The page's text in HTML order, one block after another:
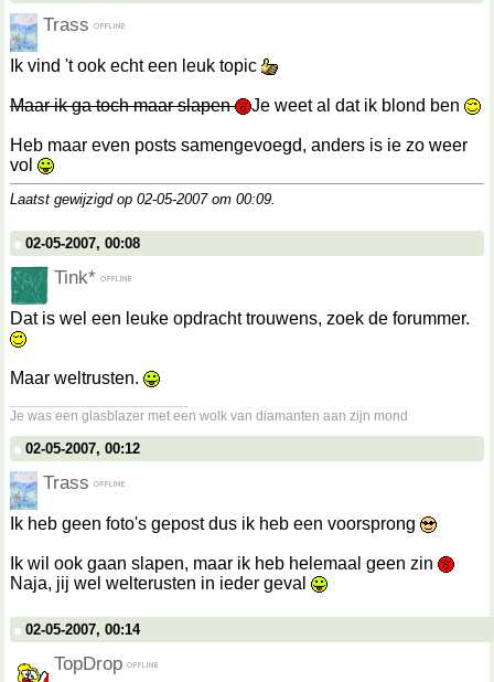
Trass
Ik vind 't ook echt een leuk topic
Maar ik ga toch maar slapen Je weet al dat ik blond ben
Heb maar even posts samengevoegd, anders is ie zo weer
vol
Laatst gewijzigd op 02-05-2007 om 00:09.
02-05-2007, 00:08
Tink*
Dat is wel een leuke opdracht trouwens, zoek de forummer.
Maar weltrusten.
Je was een glasblazer met een wolk van diamanten aan zijn mond
02-05-2007, 00:12
Trass
Ik heb geen foto's gepost dus ik heb een voorsprong
Ik wil ook gaan slapen, maar ik heb helemaal geen zin
Naja, jij wel welterusten in ieder geval
02-05-2007, 00:14
TopDrop